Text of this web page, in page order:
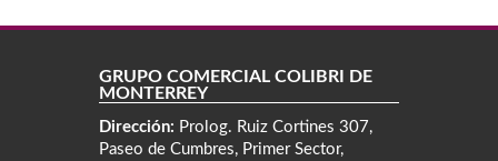
GRUPO COMERCIAL COLIBRÍ DE
MONTERREY
Dirección: Prolog. Ruiz Cortines 307,
Paseo de Cumbres, Primer Sector,